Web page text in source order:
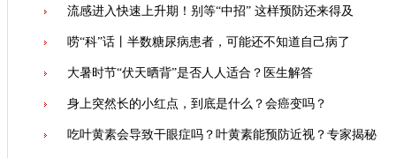
流感进入快速上升期！别等“中招” 这样预防还来得及
唠“科”话丨半数糖尿病患者，可能还不知道自己病了
大暑时节“伏天晒背”是否人人适合？医生解答
身上突然长的小红点，到底是什么？会癌变吗？
吃叶黄素会导致干眼症吗？叶黄素能预防近视？专家揭秘